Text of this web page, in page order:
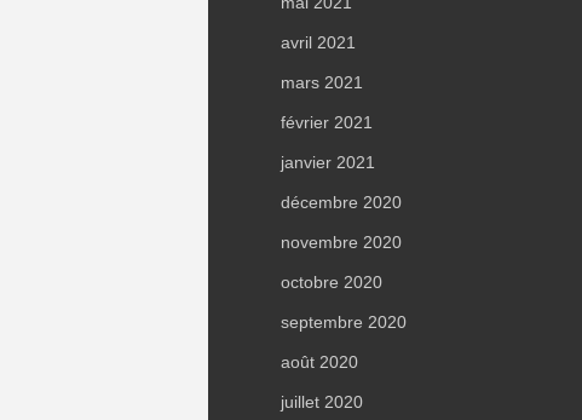
avril 2021
mars 2021
février 2021
janvier 2021
décembre 2020
novembre 2020
octobre 2020
septembre 2020
août 2020
juillet 2020